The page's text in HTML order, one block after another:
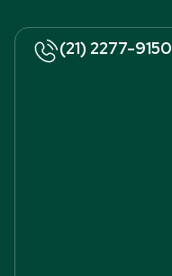
(21) 2277-9150